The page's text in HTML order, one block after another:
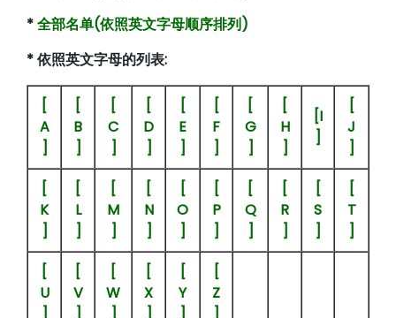
*全部名单(依照英文字母顺序排列)
* 依照英文字母的列表:
[
A
]
[
B
]
[
C
]
[
D
]
[
E
]
[
F
]
[
G
]
[
H
]
[I
]
[
J
]
[
K
]
[
L
]
[
M
]
[
N
]
[
O
]
[
P
]
[
Q
]
[
R
]
[
S
]
[
T
]
[
U
[
V
[
W
[
X
[
Y
[
Z